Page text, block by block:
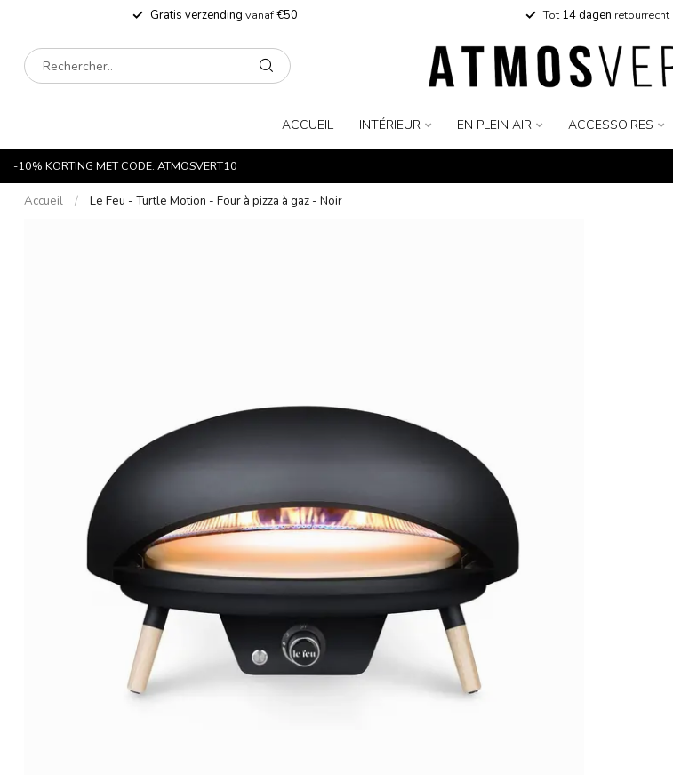
Gratis verzending vanaf€50 Tot14 dagen retourrecht
ACCUEIL INTÉRIEUR EN PLEIN AIR ACCESSOIRES
-10% KORTING MET CODE: ATMOSVERT10
Accueil / Le Feu - Turtle Motion - Four à pizza à gaz - Noir